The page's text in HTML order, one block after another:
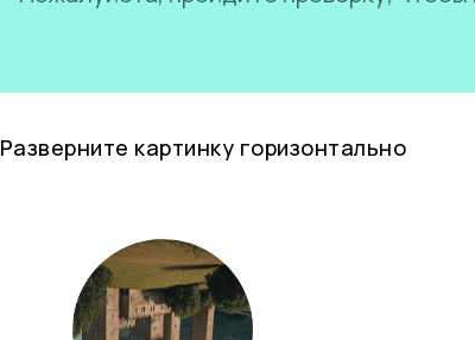
Разверните картинку горизонтально